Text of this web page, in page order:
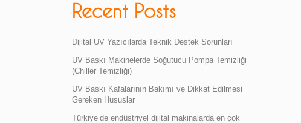
Recent Posts
Dijital UV Yazıcılarda Teknik Destek Sorunları
UV Baskı Makinelerde Soğutucu Pompa Temizliği
(Chiller Temizliği)
UV Baskı Kafalarının Bakımı ve Dikkat Edilmesi
Gereken Hususlar
Türkiye’de endüstriyel dijital makinalarda en çok